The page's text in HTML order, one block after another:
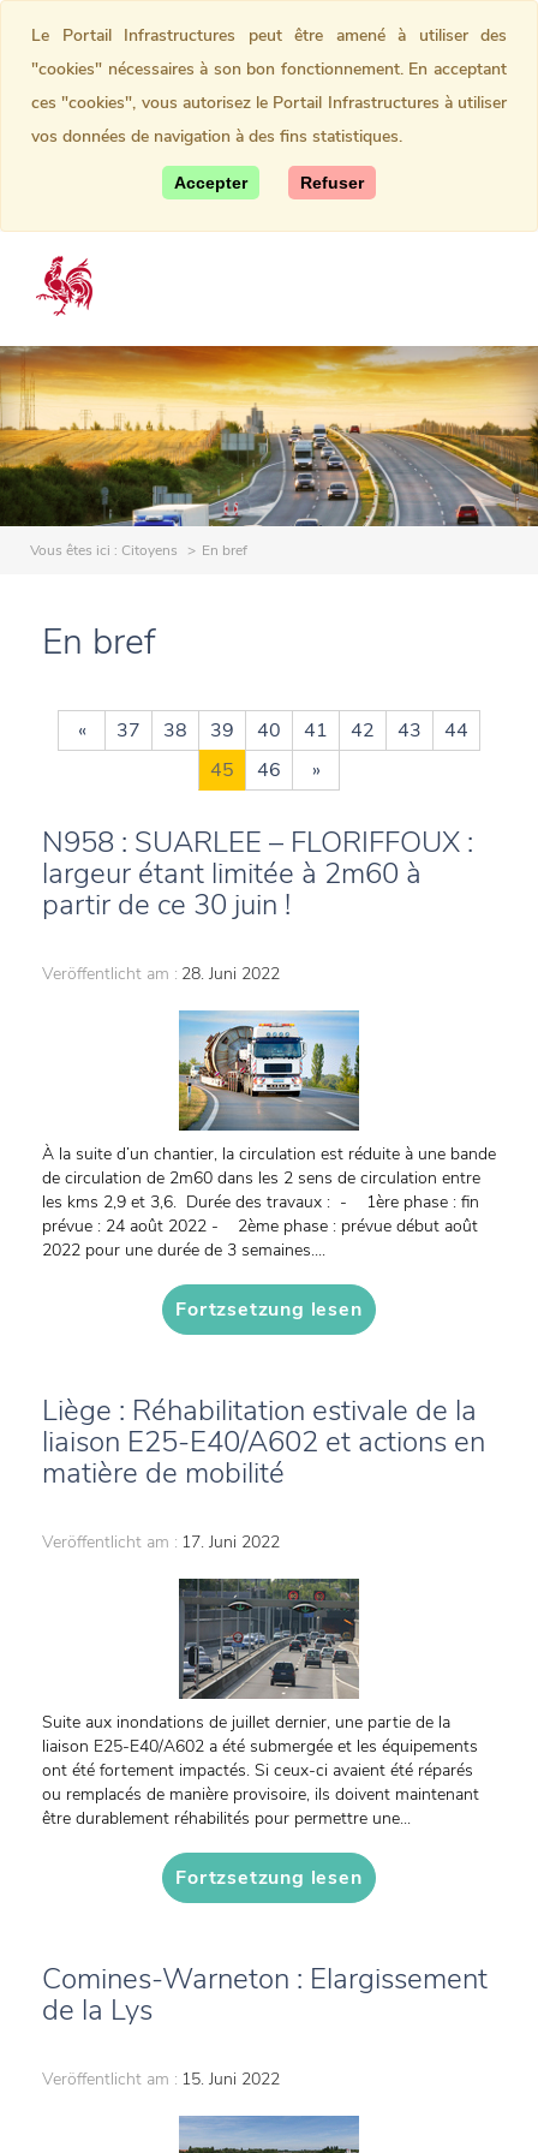
Vous êtes ici : Citoyens En bref
En bref
« 37 38 39 40 41 42 43
44
45
46 »
N958 : SUARLEE – FLORIFFOUX :
largeur étant limitée à 2m60 à
partir de ce 30 juin !
Veröffentlicht am : 28. Juni 2022
À la suite d’un chantier, la circulation est réduite à une bande
de circulation de 2m60 dans les 2 sens de circulation entre
les kms 2,9 et 3,6. Durée des travaux : - 1ère phase : fin
prévue : 24 août 2022 - 2ème phase : prévue début août
2022 pour une durée de 3 semaines....
Fortzsetzung lesen
Liège : Réhabilitation estivale de la
liaison E25-E40/A602 et actions en
matière de mobilité
Veröffentlicht am : 17. Juni 2022
Suite aux inondations de juillet dernier, une partie de la
liaison E25-E40/A602 a été submergée et les équipements
ont été fortement impactés. Si ceux-ci avaient été réparés
ou remplacés de manière provisoire, ils doivent maintenant
être durablement réhabilités pour permettre une...
Fortzsetzung lesen
Comines-Warneton : Elargissement
de la Lys
Veröffentlicht am : 15. Juni 2022
Le Portail Infrastructures peut être amené à utiliser des
"cookies" nécessaires à son bon fonctionnement. En acceptant
ces "cookies", vous autorisez le Portail Infrastructures à utiliser
vos données de navigation à des fins statistiques.
Accepter Refuser